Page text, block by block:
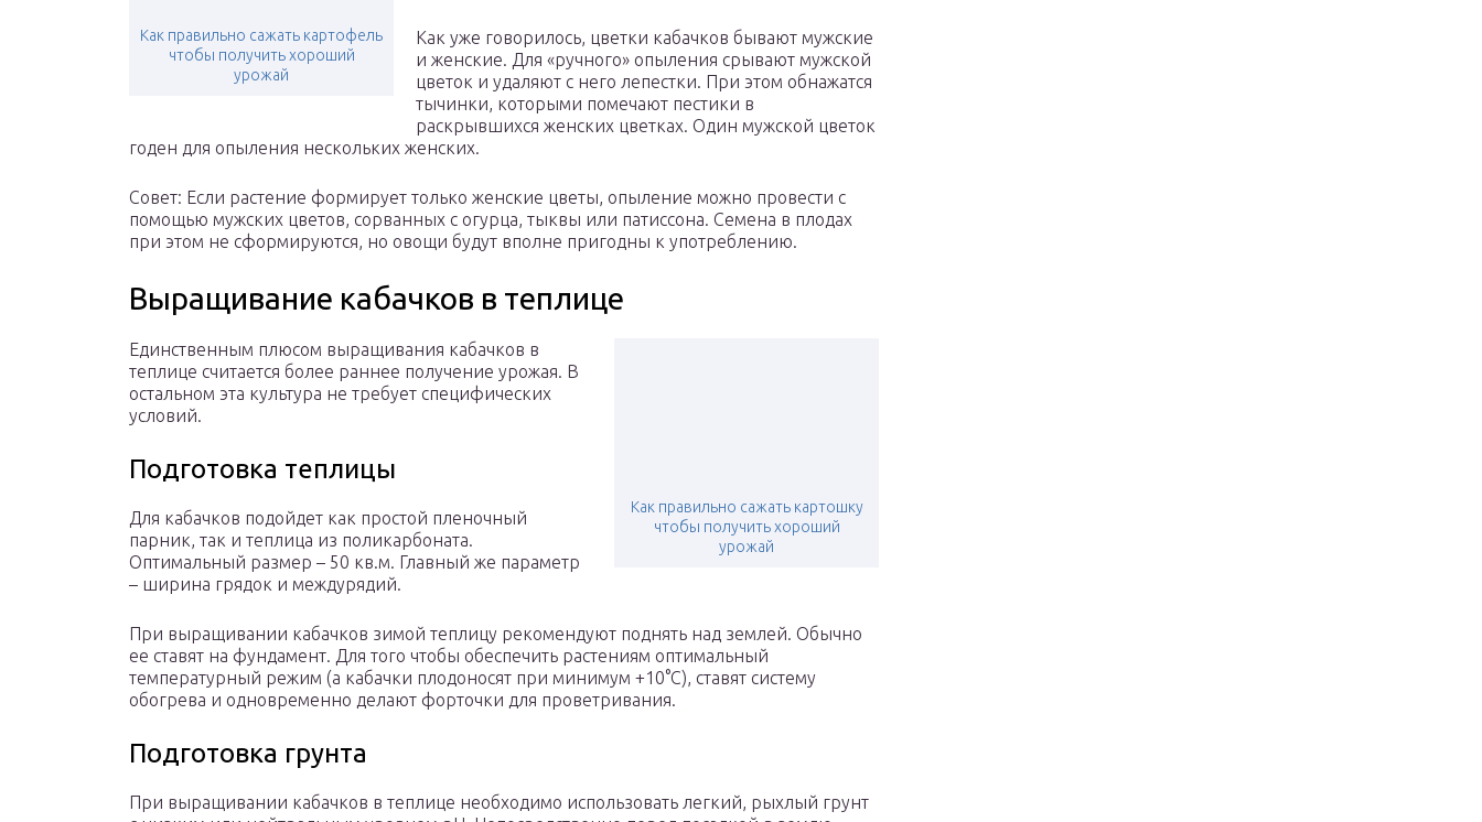
Как правильно сажать картофель
чтобы получить хороший
урожай
Как уже говорилось, цветки кабачков бывают мужские
и женские. Для «ручного» опыления срывают мужской
цветок и удаляют с него лепестки. При этом обнажатся
тычинки, которыми помечают пестики в
раскрывшихся женских цветках. Один мужской цветок
годен для опыления нескольких женских.
Совет: Если растение формирует только женские цветы, опыление можно провести с
помощью мужских цветов, сорванных с огурца, тыквы или патиссона. Семена в плодах
при этом не сформируются, но овощи будут вполне пригодны к употреблению.
Выращивание кабачков в теплице
Как правильно сажать картошку
чтобы получить хороший
урожай
Единственным плюсом выращивания кабачков в
теплице считается более раннее получение урожая. В
остальном эта культура не требует специфических
условий.
Подготовка теплицы
Для кабачков подойдет как простой пленочный
парник, так и теплица из поликарбоната.
Оптимальный размер – 50 кв.м. Главный же параметр
– ширина грядок и междурядий.
При выращивании кабачков зимой теплицу рекомендуют поднять над землей. Обычно
ее ставят на фундамент. Для того чтобы обеспечить растениям оптимальный
температурный режим (а кабачки плодоносят при минимум +10°С), ставят систему
обогрева и одновременно делают форточки для проветривания.
Подготовка грунта
При выращивании кабачков в теплице необходимо использовать легкий, рыхлый грунт